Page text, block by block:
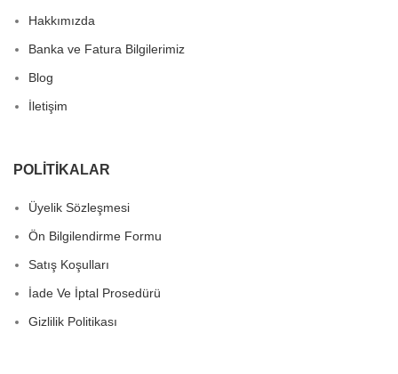
Hakkımızda
Banka ve Fatura Bilgilerimiz
Blog
İletişim
POLITIKALAR
Üyelik Sözleşmesi
Ön Bilgilendirme Formu
Satış Koşulları
İade Ve İptal Prosedürü
Gizlilik Politikası